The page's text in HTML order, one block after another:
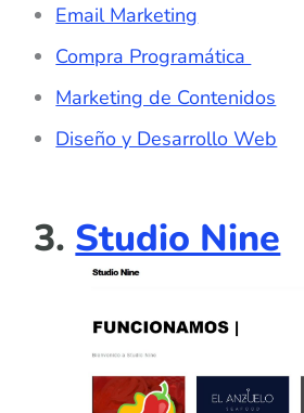
Email Marketing
Compra Programática
Marketing de Contenidos
Diseño y Desarrollo Web
3. Studio Nine